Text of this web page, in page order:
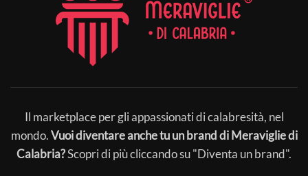
Il marketplace per gli appassionati di calabresità, nel
mondo.Vuoi diventare anche tu un brand di Meraviglie di
Calabria?Scopri di più cliccando su "Diventa un brand".